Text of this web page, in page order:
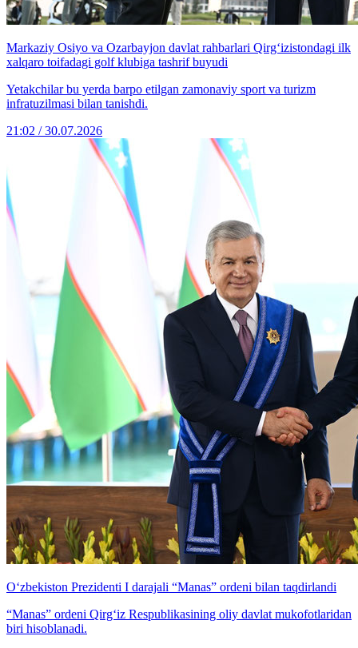
Markaziy Osiyo va Ozarbayjon davlat rahbarlari Qirg‘izistondagi ilk
xalqaro toifadagi golf klubiga tashrif buyudi
Yetakchilar bu yerda barpo etilgan zamonaviy sport va turizm
infratuzilmasi bilan tanishdi.
21:02 / 30.07.2026
O‘zbekiston Prezidenti I darajali “Manas” ordeni bilan taqdirlandi
“Manas” ordeni Qirg‘iz Respublikasining oliy davlat mukofotlaridan
biri hisoblanadi.